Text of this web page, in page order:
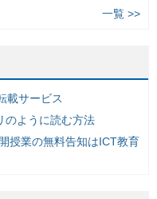
一覧 >>
載サービス
のように読む方法
授業の無料告知はICT教育